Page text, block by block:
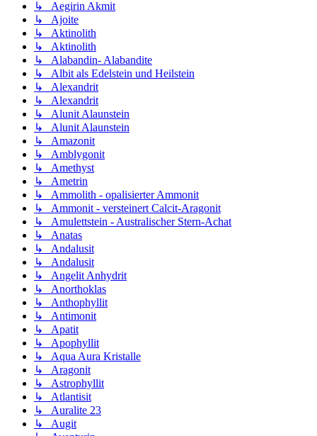
↳ Aegirin Akmit
↳ Ajoite
↳ Aktinolith
↳ Aktinolith
↳ Alabandin- Alabandite
↳ Albit als Edelstein und Heilstein
↳ Alexandrit
↳ Alexandrit
↳ Alunit Alaunstein
↳ Alunit Alaunstein
↳ Amazonit
↳ Amblygonit
↳ Amethyst
↳ Ametrin
↳ Ammolith - opalisierter Ammonit
↳ Ammonit - versteinert Calcit-Aragonit
↳ Amulettstein - Australischer Stern-Achat
↳ Anatas
↳ Andalusit
↳ Andalusit
↳ Angelit Anhydrit
↳ Anorthoklas
↳ Anthophyllit
↳ Antimonit
↳ Apatit
↳ Apophyllit
↳ Aqua Aura Kristalle
↳ Aragonit
↳ Astrophyllit
↳ Atlantisit
↳ Auralite 23
↳ Augit